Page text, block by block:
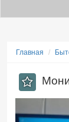
Главная